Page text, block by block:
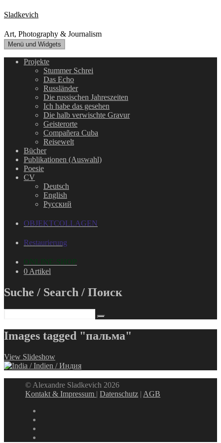
Zum
Inhalt
springen
Sladkevich
Art, Photography & Journalism
Menü und Widgets
Projekte
Stummer Schrei
Das Echo
Russländer
Die russischen Jahreszeiten
Ich habe das gesehen
Die halb verwischte Gravur
Geisterorte
Compañera Cuba
Reisewelt
Bücher
Publikationen (Auswahl)
Poesie
CV
Deutsch
English
Русский
OBJEKTCOLLAGEN
Restaurierung
ONLINE-SHOP
0 Artikel
Suche / Search / Поиск
Images tagged "пальма"
View Slideshow
© Alexandre Sladkevich 2026
Kontakt & Impressum |Datenschutz | AGB